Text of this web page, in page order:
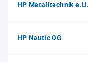
HP Metalltechnik e.U.
HP Nautic OG